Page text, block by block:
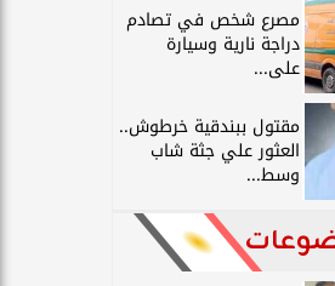
مصرع شخص في تصادم
دراجة نارية وسيارة
على...
مقتول ببندقية خرطوش..
العثور علي جثة شاب
وسط...